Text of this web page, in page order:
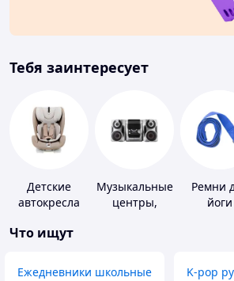
Тебя заинтересует
Детские
автокресла
Музыкальные
центры,
Ремни
йоги
Что ищут
Ежедневники школьные K-pop